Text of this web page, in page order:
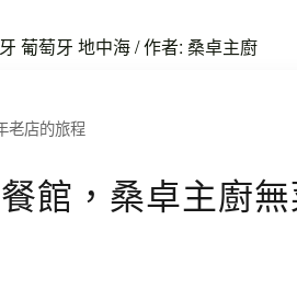
葡萄牙 地中海/ 作者: 桑卓主廚
老店的旅程
館，桑卓主廚